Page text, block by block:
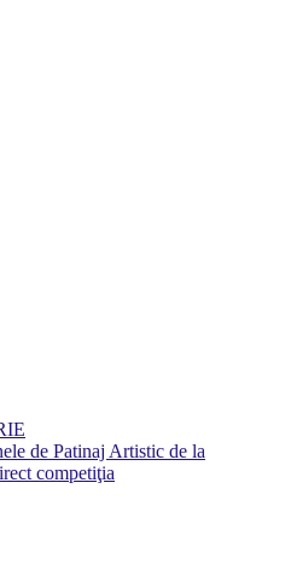
de Patinaj Artistic de la
competiţia